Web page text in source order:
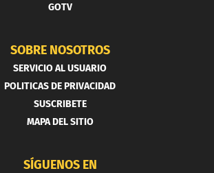
GOTV
SOBRE NOSOTROS
SERVICIO AL USUARIO
POLITICAS DE PRIVACIDAD
SUSCRIBETE
MAPA DEL SITIO
SÍGUENOS EN